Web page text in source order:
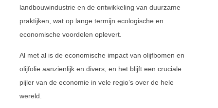
landbouwindustrie en de ontwikkeling van duurzame
praktijken, wat op lange termijn ecologische en
economische voordelen oplevert.
Al met al is de economische impact van olijfbomen en
olijfolie aanzienlijk en divers, en het blijft een cruciale
pijler van de economie in vele regio’s over de hele
wereld.